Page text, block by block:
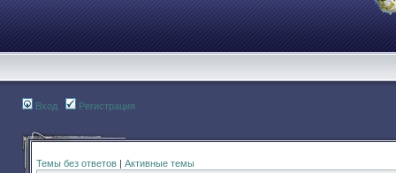
Вход Регистрация
Темы без ответов | Активные темы